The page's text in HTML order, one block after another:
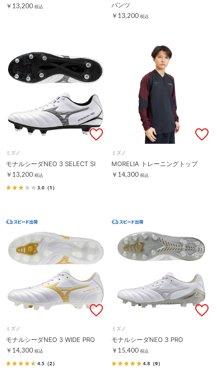
￥13,200 税込
パンツ
￥13,200 税込
ミズノ
モナルシーダNEO 3 SELECT SI
￥13,200 税込
3.0 （1）
ミズノ
MORELIA トレーニングトップ
￥14,300 税込
ミズノ
モナルシーダNEO 3 WIDE PRO
￥14,300 税込
4.5 （2）
ミズノ
モナルシーダNEO 3 PRO
￥15,400 税込
4.8 （9）